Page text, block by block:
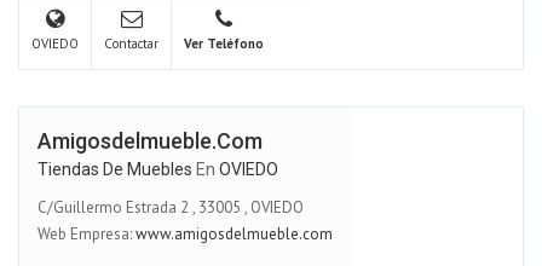
OVIEDO Contactar Ver Teléfono
Amigosdelmueble.com
Tiendas De Muebles En OVIEDO
C/Guillermo Estrada 2 , 33005 , OVIEDO
Web Empresa:www.amigosdelmueble.com